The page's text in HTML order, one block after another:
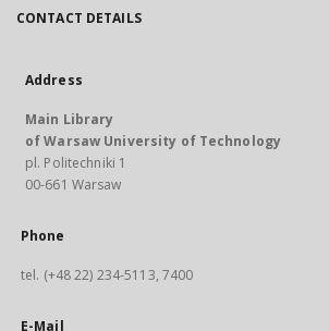
CONTACT DETAILS
Address
Main Library
of Warsaw University of Technology
pl. Politechniki 1
00-661 Warsaw
Phone
tel. (+48 22) 234-5113, 7400
E-Mail